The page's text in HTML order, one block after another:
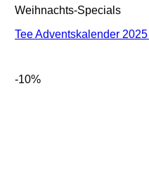
Weihnachts-Specials
Tee Adventskalender
-10%